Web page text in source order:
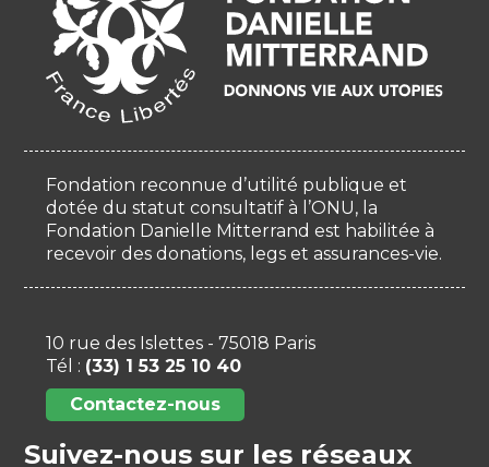
Fondation reconnue d’utilité publique et
dotée du statut consultatif à l’ONU, la
Fondation Danielle Mitterrand est habilitée à
recevoir des donations, legs et assurances-vie.
10 rue des Islettes - 75018 Paris
Tél : (33) 1 53 25 10 40
Contactez-nous
Suivez-nous sur les réseaux